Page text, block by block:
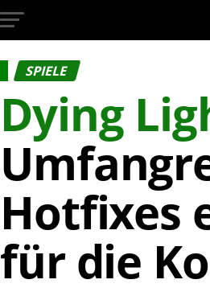
InsideXbox.de
SPIELE
Dying
Hotfixes
für die